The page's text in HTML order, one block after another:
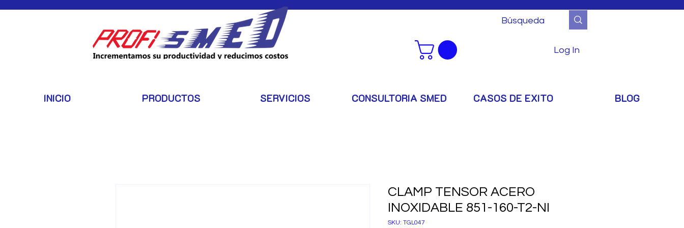
Log In
INICIO PRODUCTOS SERVICIOS CONSULTORIA SMED CASOS DE EXITO BLOG
CLAMP TENSOR ACERO
INOXIDABLE 851-160-T2-NI
SKU: TGL047